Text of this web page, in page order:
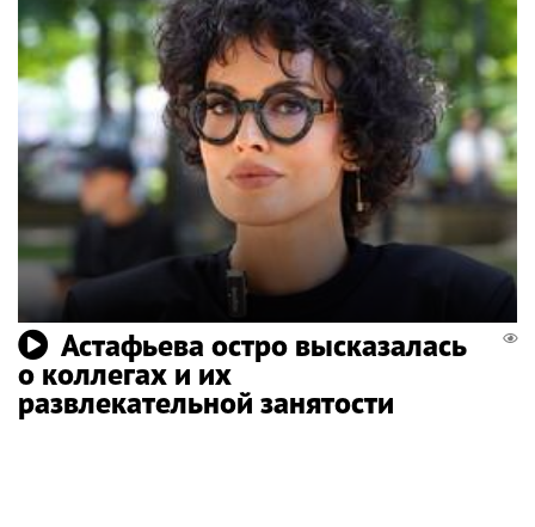
Астафьева остро высказалась
о коллегах и их
развлекательной занятости